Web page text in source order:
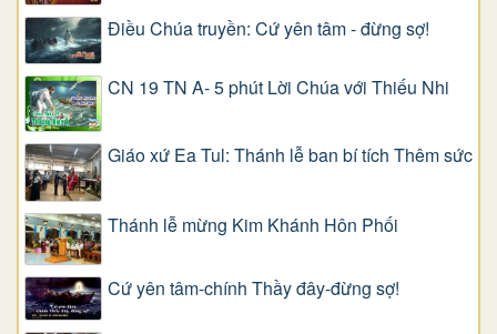
Điều Chúa truyền: Cứ yên tâm - đừng sợ!
CN 19 TN A- 5 phút Lời Chúa với Thiếu Nhi
Giáo xứ Ea Tul: Thánh lễ ban bí tích Thêm sức
Thánh lễ mừng Kim Khánh Hôn Phối
Cứ yên tâm-chính Thầy đây-đừng sợ!